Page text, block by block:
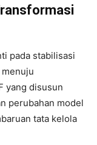
pada stabilisasi
yang disusun
perubahan model
tata kelola